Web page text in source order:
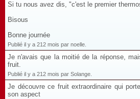
Si tu nous avez dis, "c'est le premier
Bisous
Bonne journée
Publié il y a 212 mois par noelle.
Je n'avais que la moitié de la réponse,
fruit.
Publié il y a 212 mois par Solange.
Je découvre ce fruit extraordinaire qui
son aspect